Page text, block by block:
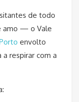
de todo
amo — o Vale
envolto
respirar com a